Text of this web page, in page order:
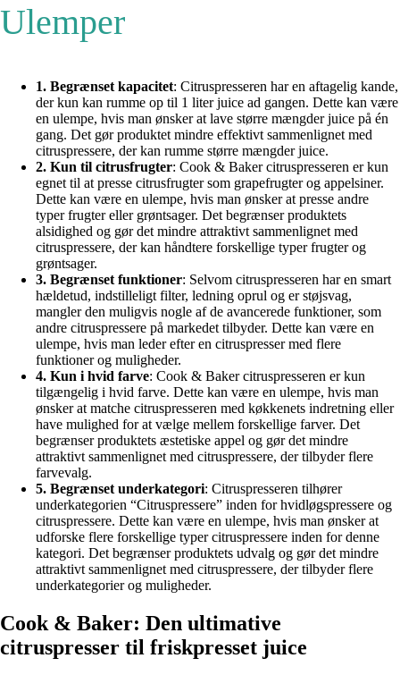
Ulemper
1. Begrænset kapacitet: Citruspresseren har en aftagelig kande,
der kun kan rumme op til 1 liter juice ad gangen. Dette kan være
en ulempe, hvis man ønsker at lave større mængder juice på én
gang. Det gør produktet mindre effektivt sammenlignet med
citruspressere, der kan rumme større mængder juice.
2. Kun til citrusfrugter: Cook & Baker citruspresseren er kun
egnet til at presse citrusfrugter som grapefrugter og appelsiner.
Dette kan være en ulempe, hvis man ønsker at presse andre
typer frugter eller grøntsager. Det begrænser produktets
alsidighed og gør det mindre attraktivt sammenlignet med
citruspressere, der kan håndtere forskellige typer frugter og
grøntsager.
3. Begrænset funktioner: Selvom citruspresseren har en smart
hældetud, indstilleligt filter, ledning oprul og er støjsvag,
mangler den muligvis nogle af de avancerede funktioner, som
andre citruspressere på markedet tilbyder. Dette kan være en
ulempe, hvis man leder efter en citruspresser med flere
funktioner og muligheder.
4. Kun i hvid farve: Cook & Baker citruspresseren er kun
tilgængelig i hvid farve. Dette kan være en ulempe, hvis man
ønsker at matche citruspresseren med køkkenets indretning eller
have mulighed for at vælge mellem forskellige farver. Det
begrænser produktets æstetiske appel og gør det mindre
attraktivt sammenlignet med citruspressere, der tilbyder flere
farvevalg.
5. Begrænset underkategori: Citruspresseren tilhører
underkategorien “Citruspressere” inden for hvidløgspressere og
citruspressere. Dette kan være en ulempe, hvis man ønsker at
udforske flere forskellige typer citruspressere inden for denne
kategori. Det begrænser produktets udvalg og gør det mindre
attraktivt sammenlignet med citruspressere, der tilbyder flere
underkategorier og muligheder.
Cook & Baker: Den ultimative
citruspresser til friskpresset juice